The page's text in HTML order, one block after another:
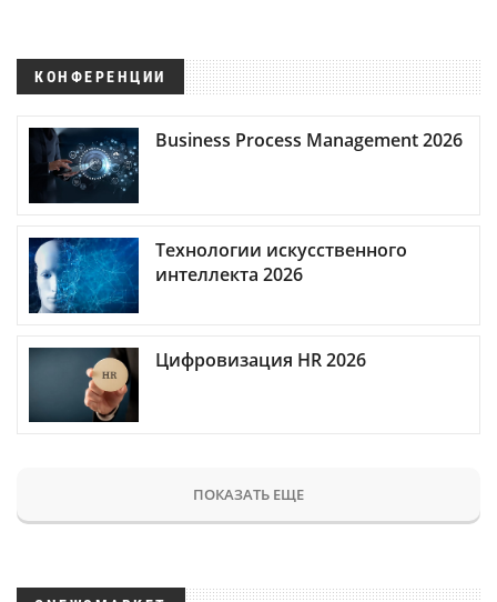
КОНФЕРЕНЦИИ
Business Process Management 2026
Технологии искусственного
интеллекта 2026
Цифровизация HR 2026
ПОКАЗАТЬ ЕЩЕ